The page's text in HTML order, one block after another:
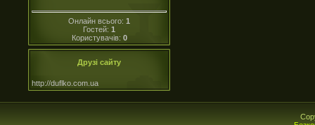
Онлайн всього: 1
Гостей: 1
Користувачів: 0
Друзі сайту
http://duflko.com.ua